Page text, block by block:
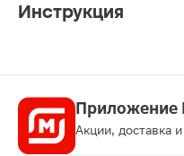
Инструкция
Приложение
Акции, доставка